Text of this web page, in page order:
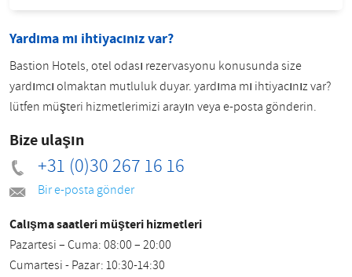
Yardıma mı ihtiyacınız var?
Bastion Hotels, otel odası rezervasyonu konusunda size
yardımcı olmaktan mutluluk duyar. yardıma mı ihtiyacınız var?
lütfen müşteri hizmetlerimizi arayın veya e-posta gönderin.
Bize ulaşın
+31 (0)30 267 16 16
Bir e-posta gönder
Çalışma saatleri müşteri hizmetleri
Pazartesi – Cuma: 08:00 – 20:00
Cumartesi - Pazar: 10:30-14:30